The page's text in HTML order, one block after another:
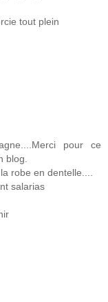
tout plein
pour ce
blog.
robe en dentelle....
salarias